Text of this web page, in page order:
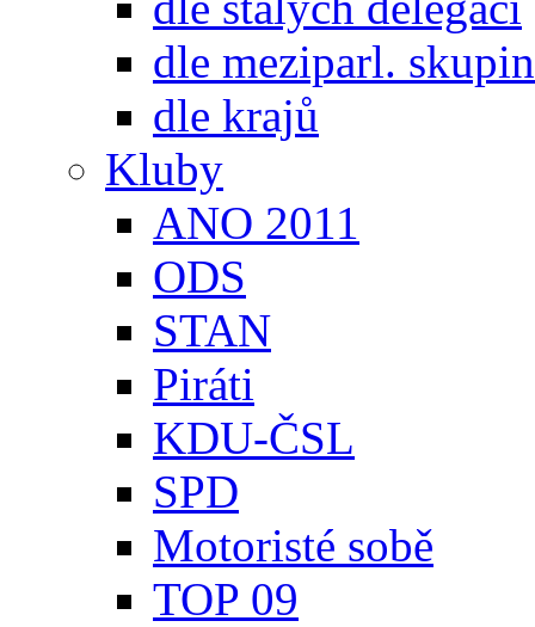
dle meziparl. skupin
dle krajů
Kluby
ANO 2011
ODS
STAN
Piráti
KDU-ČSL
SPD
Motoristé sobě
TOP 09